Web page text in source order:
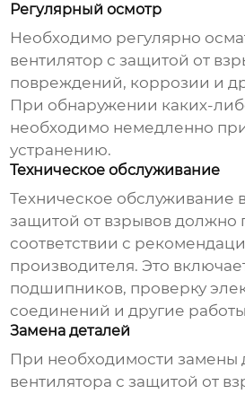
Регулярный осмотр
Необходимо регулярно
вентилятор с защитой от
повреждений, коррозии и
При обнаружении каких-
необходимо немедленно
устранению.
Техническое обслуживание
Техническое обслуживание
защитой от взрывов должно
соответствии с
производителя. Это
подшипников, проверку
соединений и другие
Замена деталей
При необходимости замены
вентилятора с защитой от